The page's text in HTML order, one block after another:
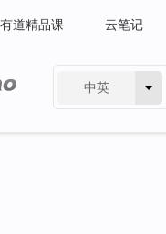
有道精品课 云笔记
中英